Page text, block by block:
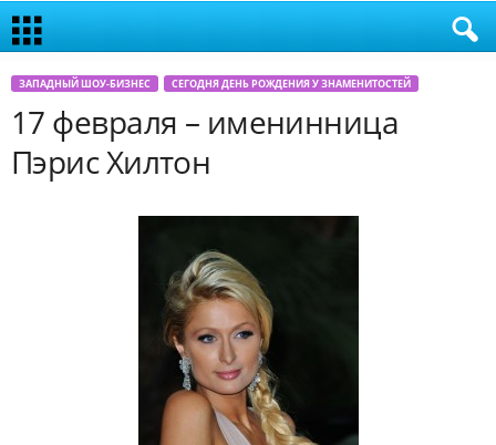
ЗАПАДНЫЙ ШОУ-БИЗНЕС СЕГОДНЯ ДЕНЬ РОЖДЕНИЯ У ЗНАМЕНИТОСТЕЙ
17 февраля – именинница
Пэрис Хилтон